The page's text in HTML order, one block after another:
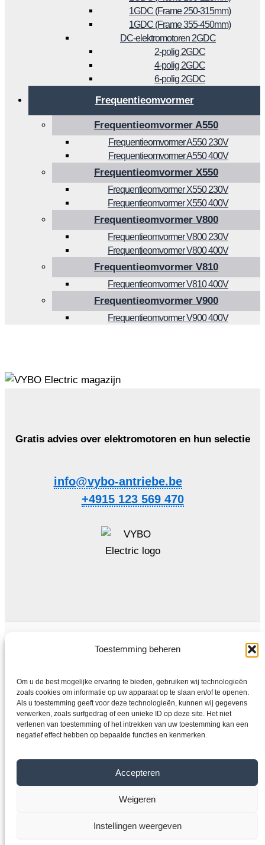
Toestemming beheren
Om u de best mogelijke ervaring te bieden, gebruiken wij technologieën
zoals cookies om informatie op uw apparaat op te slaan en/of te openen.
Als u toestemming geeft voor deze technologieën, kunnen wij gegevens
verwerken, zoals surfgedrag of een unieke ID op deze site. Het niet
verlenen van toestemming of het intrekken van uw toestemming kan een
negatief effect hebben op bepaalde functies en kenmerken.
Accepteren
Weigeren
Instellingen weergeven
1GDC (Frame 250-315mm)
1GDC (Frame 355-450mm)
DC-elektromotoren 2GDC
2-polig 2GDC
4-polig 2GDC
6-polig 2GDC
Frequentieomvormer
Frequentieomvormer A550
Frequentieomvormer A550 230V
Frequentieomvormer A550 400V
Frequentieomvormer X550
Frequentieomvormer X550 230V
Frequentieomvormer X550 400V
Frequentieomvormer V800
Frequentieomvormer V800 230V
Frequentieomvormer V800 400V
Frequentieomvormer V810
Frequentieomvormer V810 400V
Frequentieomvormer V900
Frequentieomvormer V900 400V
Gratis advies over elektromotoren en hun selectie
info@vybo-antriebe.be
+4915 123 569 470
Thuis
Winkel
Elektromotoren
Overdragen
Over ons
Contact